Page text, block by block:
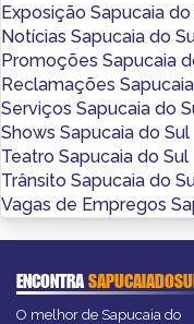
Exposição Sapucaia do
Notícias Sapucaia do
Promoções Sapucaia
Reclamações
Serviços Sapucaia do
Shows Sapucaia do Sul
Teatro Sapucaia do Sul
Trânsito Sapucaia do
Vagas de Empregos
ENCONTRA
O melhor de Sapucaia do